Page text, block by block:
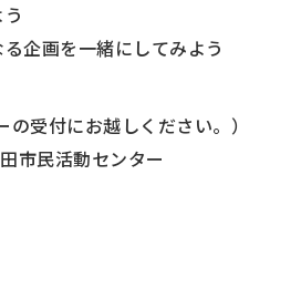
企画を一緒にしてみよう
受付にお越しください。）
市民活動センター